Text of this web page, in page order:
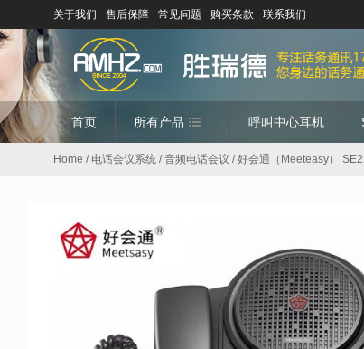
关于我们 售后保障 常见问题 购买条款 联系我们
首页 所有产品 呼叫中心耳机
Home / 电话会议系统 /音频电话会议 / 好会通（Meeteasy）